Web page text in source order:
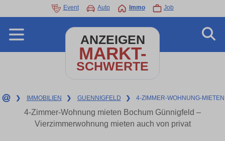
Event Auto Immo Job
ANZEIGEN
MARKT-
SCHWERTE
❯ IMMOBILIEN ❯ GUENNIGFELD ❯ 4-ZIMMER-WOHNUNG-MIETEN
4-Zimmer-Wohnung mieten Bochum Günnigfeld –
Vierzimmerwohnung mieten auch von privat